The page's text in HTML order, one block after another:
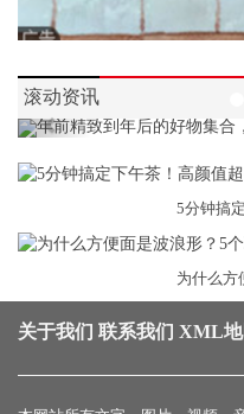
滚动资讯
Previous
5分钟搞
为什么方
关于我们 联系我们 XML地